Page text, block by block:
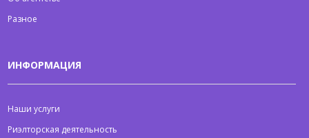
Разное
ИНФОРМАЦИЯ
Наши услуги
Риэлторская деятельность